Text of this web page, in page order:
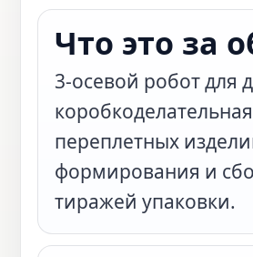
Что это за
3-осевой робот для
переплетных
формирования и
тиражей упаковки.